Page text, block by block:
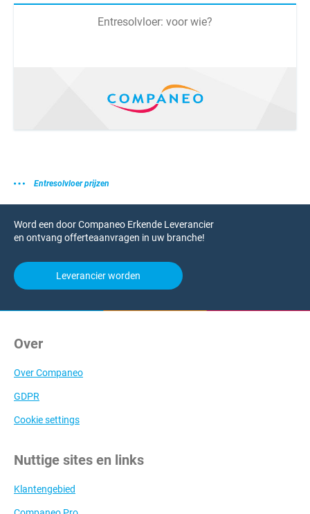
Entresolvloer: voor wie?
Entresolvloer prijzen
Word een door Companeo Erkende Leverancier
en ontvang offerteaanvragen in uw branche!
Leverancier worden
Over
Over Companeo
GDPR
Cookie settings
Nuttige sites en links
Klantengebied